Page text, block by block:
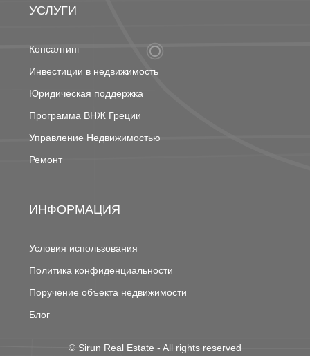
УСЛУГИ
Консалтинг
Инвестиции в недвижимость
Юридическая поддержка
Программа ВНЖ Греции
Управление Недвижимостью
Ремонт
ИНФОРМАЦИЯ
Условия использования
Политика конфиденциальности
Поручение объекта недвижимости
Блог
© Sirun Real Estate - All rights reserved